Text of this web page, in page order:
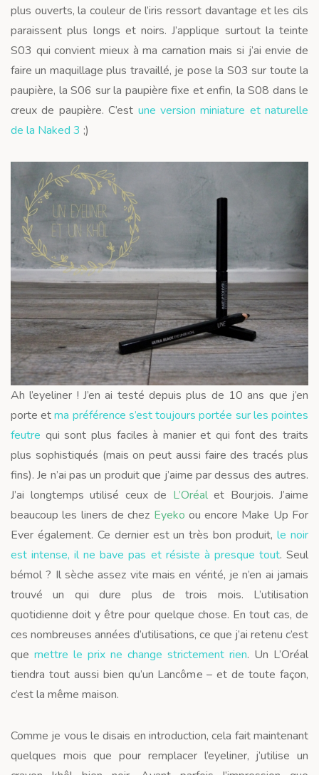
plus ouverts, la couleur de l’iris ressort davantage et les cils
paraissent plus longs et noirs. J’applique surtout la teinte
S03 qui convient mieux à ma carnation mais si j’ai envie de
faire un maquillage plus travaillé, je pose la S03 sur toute la
paupière, la S06 sur la paupière fixe et enfin, la S08 dans le
creux de paupière. C’est une version miniature et naturelle
de la Naked 3 ;)
Ah l’eyeliner ! J’en ai testé depuis plus de 10 ans que j’en
porte etma préférence s’est toujours portée sur les pointes
feutre qui sont plus faciles à manier et qui font des traits
plus sophistiqués (mais on peut aussi faire des tracés plus
fins). Je n’ai pas un produit que j’aime par dessus des autres.
J’ai longtemps utilisé ceux de L’Oréalet Bourjois. J’aime
beaucoup les liners de chez Eyeko ou encore Make Up For
Ever également. Ce dernier est un très bon produit,le noir
est intense, il ne bave pas et résiste à presque tout. Seul
bémol ? Il sèche assez vite mais en vérité, je n’en ai jamais
trouvé un qui dure plus de trois mois. L’utilisation
quotidienne doit y être pour quelque chose. En tout cas, de
ces nombreuses années d’utilisations, ce que j’ai retenu c’est
que mettre le prix ne change strictement rien. Un L’Oréal
tiendra tout aussi bien qu’un Lancôme – et de toute façon,
c’est la même maison.
Comme je vous le disais en introduction, cela fait maintenant
quelques mois que pour remplacer l’eyeliner, j’utilise un